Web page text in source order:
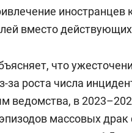
иностранцев
вместо
что
за роста числа
ведомства, в
массовых драк